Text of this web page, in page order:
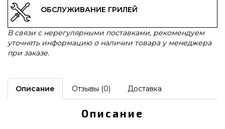
ОБСЛУЖИВАНИЕ ГРИЛЕЙ
В связи с нерегулярными поставками, рекомендуем
уточнять информацию о наличии товара у менеджера
при заказе.
Описание Отзывы (0) Доставка
Описание